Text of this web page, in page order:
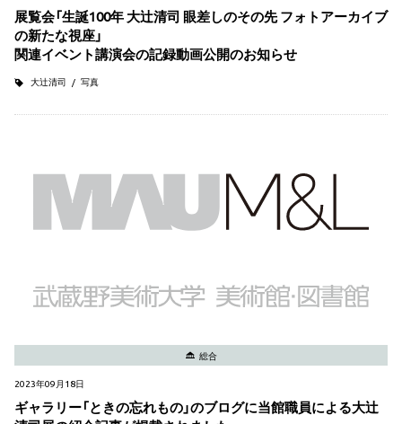
展覧会「生誕100年 大辻清司 眼差しのその先 フォトアーカイブ
の新たな視座」
関連イベント講演会の記録動画公開のお知らせ
大辻清司 写真
総合
2023年09月18日
ギャラリー「ときの忘れもの」のブログに当館職員による大辻